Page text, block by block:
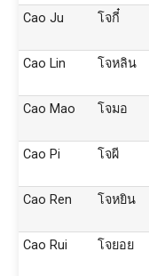
Cao Ju
โจกี๋
Cao Lin โจหลิน
Cao Mao โจมอ
Cao Pi โจผี
Cao Ren โจหยิน
Cao Rui โจยอย